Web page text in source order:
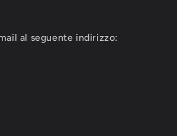
al seguente indirizzo: